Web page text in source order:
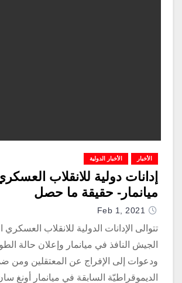
الأخبار الأخبار الدولية
إدانات دولية للانقلاب
ميانمار- حقيقة ما حصل
Feb 1, 2021
تتوالى الإدانات الدولية للانقلاب العسكري
الجيش النافذ في ميانمار وإعلان حالة
ودعوات إلى الإفراج عن المعتقلين ومن
الديموقراطيّة السابقة في ميانمار أونغ